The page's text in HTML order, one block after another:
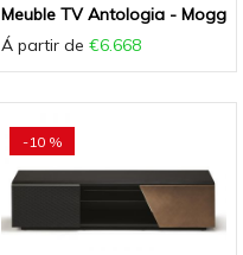
Meuble TV Antologia - Mogg
Á partir de €6.668
-10 %